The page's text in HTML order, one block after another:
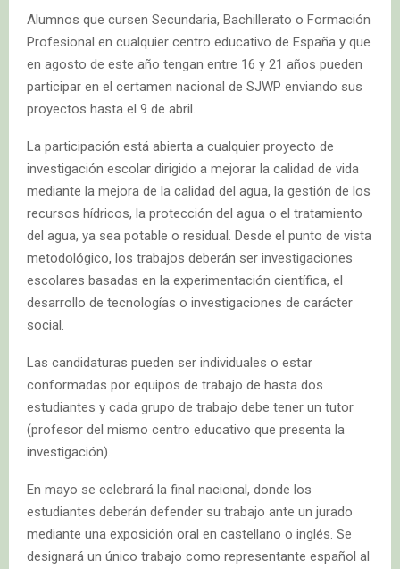
Alumnos que cursen Secundaria, Bachillerato o Formación
Profesional en cualquier centro educativo de España y que
en agosto de este año tengan entre 16 y 21 años pueden
participar en el certamen nacional de SJWP enviando sus
proyectos hasta el 9 de abril.
La participación está abierta a cualquier proyecto de
investigación escolar dirigido a mejorar la calidad de vida
mediante la mejora de la calidad del agua, la gestión de los
recursos hídricos, la protección del agua o el tratamiento
del agua, ya sea potable o residual. Desde el punto de vista
metodológico, los trabajos deberán ser investigaciones
escolares basadas en la experimentación científica, el
desarrollo de tecnologías o investigaciones de carácter
social.
Las candidaturas pueden ser individuales o estar
conformadas por equipos de trabajo de hasta dos
estudiantes y cada grupo de trabajo debe tener un tutor
(profesor del mismo centro educativo que presenta la
investigación).
En mayo se celebrará la final nacional, donde los
estudiantes deberán defender su trabajo ante un jurado
mediante una exposición oral en castellano o inglés. Se
designará un único trabajo como representante español al